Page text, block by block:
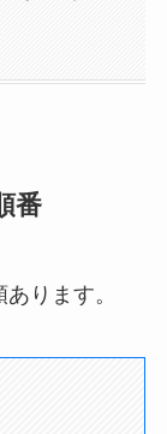
番
ります。